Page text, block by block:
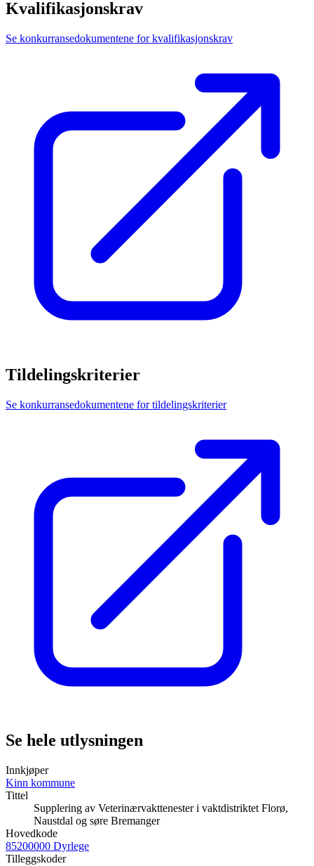
Kvalifikasjonskrav
Se konkurransedokumentene for kvalifikasjonskrav
Tildelingskriterier
Se konkurransedokumentene for tildelingskriterier
Se hele utlysningen
Innkjøper
Kinn kommune
Tittel
Supplering av Veterinærvakttenester i vaktdistriktet Florø,
Naustdal og søre Bremanger
Hovedkode
85200000 Dyrlege
Tilleggskoder